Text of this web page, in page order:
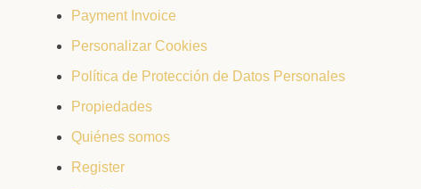
Payment Invoice
Personalizar Cookies
Política de Protección de Datos Personales
Propiedades
Quiénes somos
Register